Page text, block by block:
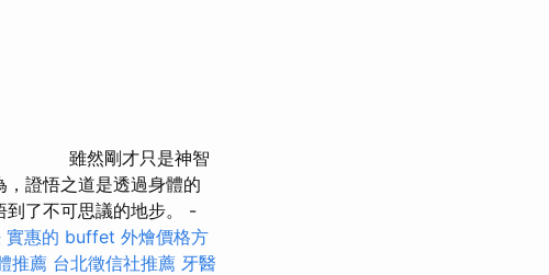
雖然剛才只是神智
證悟之道是透過身體的
到了不可思議的地步。 -
實惠的 buffet 外燴價格方
推薦 台北徵信社推薦 牙醫